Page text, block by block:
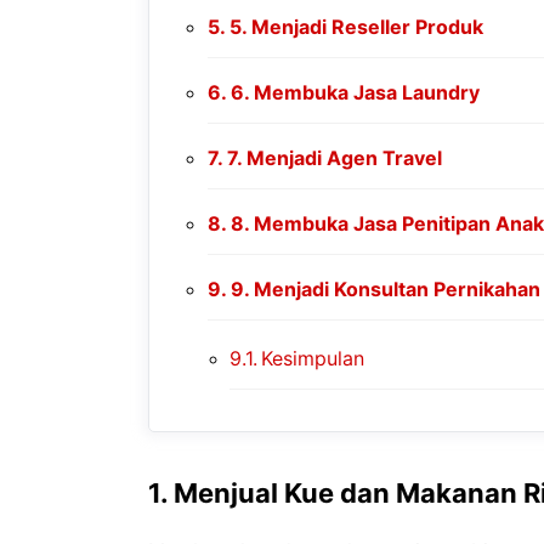
5. Menjadi Reseller Produk
6. Membuka Jasa Laundry
7. Menjadi Agen Travel
8. Membuka Jasa Penitipan Anak
9. Menjadi Konsultan Pernikahan
Kesimpulan
1. Menjual Kue dan Makanan